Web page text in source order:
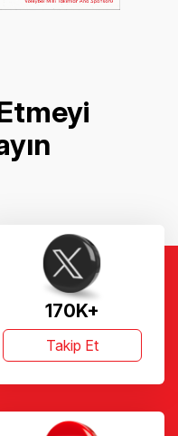
170K+
Takip Et